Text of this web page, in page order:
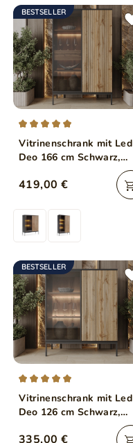
BESTSELLER
Vitrinenschrank mit Led
Deo 166 cm Schwarz,
419,00 €
BESTSELLER
Vitrinenschrank mit Led
Deo 126 cm Schwarz,
335,00 €